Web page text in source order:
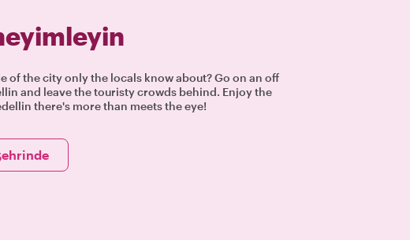
of the city only the locals know about? Go on an off
and leave the touristy crowds behind. Enjoy the
there's more than meets the eye!